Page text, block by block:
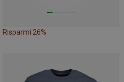
Risparmi 26%